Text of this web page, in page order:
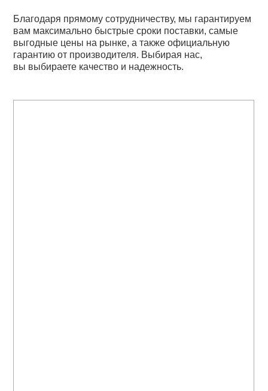
Благодаря прямому сотрудничеству, мы гарантируем
вам максимально быстрые сроки поставки, самые
выгодные цены на рынке, а также официальную
гарантию от производителя. Выбирая нас,
вы выбираете качество и надежность.